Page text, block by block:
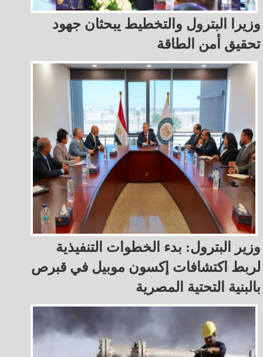
وزيرا البترول والتخطيط يبحثان جهود
تحقيق أمن الطاقة
وزير البترول: بدء الخطوات التنفيذية
لربط اكتشافات إكسون موبيل في قبرص
بالبنية التحتية المصرية